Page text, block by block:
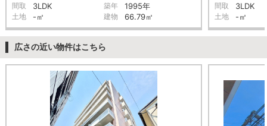
間取 3LDK 築年 1995年
土地 -㎡ 建物 66.79㎡
間取 3LDK
土地 -㎡
広さの近い物件はこちら